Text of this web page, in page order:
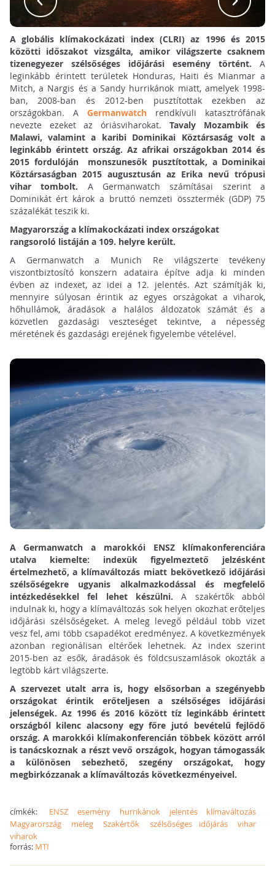
A globális klímakockázati index (CLRI) az 1996 és 2015
közötti időszakot vizsgálta, amikor világszerte csaknem
tizenegyezer szélsőséges időjárási esemény történt. A
leginkább érintett területek Honduras, Haiti és Mianmar a
Mitch, a Nargis és a Sandy hurrikánok miatt, amelyek 1998-
ban, 2008-ban és 2012-ben pusztítottak ezekben az
országokban. A Germanwatch rendkívüli katasztrófának
nevezte ezeket az óriásviharokat. Tavaly Mozambik és
Malawi, valamint a karibi Dominikai Köztársaság volt a
leginkább érintett ország. Az afrikai országokban 2014 és
2015 fordulóján monszunesők pusztítottak, a Dominikai
Köztársaságban 2015 augusztusán az Erika nevű trópusi
vihar tombolt. A Germanwatch számításai szerint a
Dominikát ért károk a bruttó nemzeti össztermék (GDP) 75
százalékát teszik ki.
Magyarország a klímakockázati index országokat
rangsoroló listáján a 109. helyre került.
A Germanwatch a Munich Re világszerte tevékeny
viszontbiztosító konszern adataira építve adja ki minden
évben az indexet, az idei a 12. jelentés. Azt számítják ki,
mennyire súlyosan érintik az egyes országokat a viharok,
hőhullámok, áradások a halálos áldozatok számát és a
közvetlen gazdasági veszteséget tekintve, a népesség
méretének és gazdasági erejének figyelembe vételével.
A Germanwatch a marokkói ENSZ klímakonferenciára
utalva kiemelte: indexük figyelmeztető jelzésként
értelmezhető, a klímaváltozás miatt bekövetkező időjárási
szélsőségekre ugyanis alkalmazkodással és megfelelő
intézkedésekkel fel lehet készülni.A szakértők abból
indulnak ki, hogy a klímaváltozás sok helyen okozhat erőteljes
időjárási szélsőségeket. A meleg levegő például több vizet
vesz fel, ami több csapadékot eredményez. A következmények
azonban regionálisan eltérőek lehetnek. Az index szerint
2015-ben az esők, áradások és földcsuszamlások okozták a
legtöbb kárt világszerte.
A szervezet utalt arra is, hogy elsősorban a szegényebb
országokat érintik erőteljesen a szélsőséges időjárási
jelenségek. Az 1996 és 2016 között tíz leginkább érintett
országból kilenc alacsony egy főre jutó bevételű fejlődő
ország. A marokkói klímakonferencián többek között arról
is tanácskoznak a részt vevő országok, hogyan támogassák
a különösen sebezhető, szegény országokat, hogy
megbirkózzanak a klímaváltozás következményeivel.
címkék: ENSZ esemény hurrikánok jelentés
klímaváltozás
Magyarország
meleg Szakértők szélsőséges időjárás
vihar
viharok
forrás: MTI